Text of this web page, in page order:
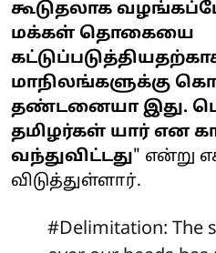
கூடுதலாக
மக்கள் தொகையை
மாநிலங்களுக்கு
தண்டனையா இது.
தமிழர்கள் யார் என
வந்துவிட்டது" என்று
விடுத்துள்ளார்.
#Delimitation: The